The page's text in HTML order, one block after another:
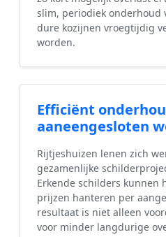
slim, periodiek onderhoud
dure kozijnen vroegtijdig
worden.
Efficiënt
aaneengesloten
Rijtjeshuizen lenen zich
gezamenlijke
Erkende schilders kunnen
prijzen hanteren per
resultaat is niet alleen
voor minder langdurige